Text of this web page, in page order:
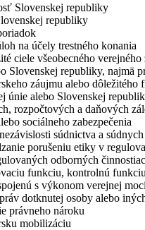
Slovenskej republiky
republiky
na účely trestného konania
ciele všeobecného
Slovenskej republiky, najmä
záujmu alebo dôležitého
únie alebo Slovenskej
rozpočtových a daňových
sociálneho zabezpečenia
súdnictva a
porušeniu etiky v
odborných
funkciu, kontrolnú
s výkonom verejnej
dotknutej osoby alebo
právneho nároku
mobilizáciu